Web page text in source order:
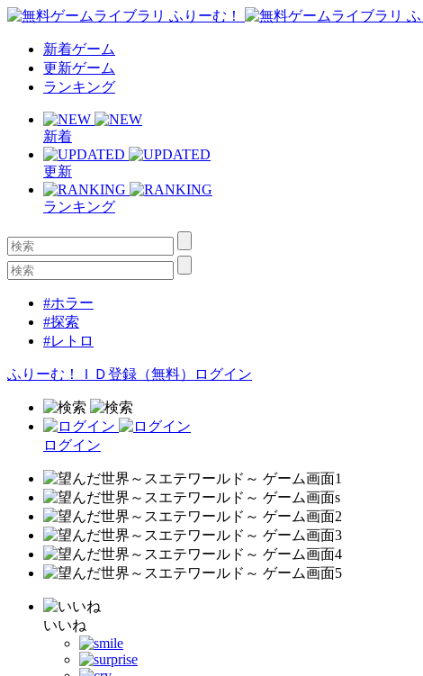
新着ゲーム
更新ゲーム
ランキング
新着
更新
ランキング
#ホラー
#探索
#レトロ
ふりーむ！ＩＤ登録（無料） ログイン
ログイン
いいね